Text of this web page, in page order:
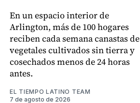
En un espacio interior de
Arlington, más de 100 hogares
reciben cada semana canastas de
vegetales cultivados sin tierra y
cosechados menos de 24 horas
antes.
EL TIEMPO LATINO TEAM
7 de agosto de 2026